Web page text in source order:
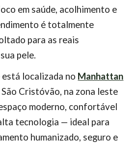
em saúde, acolhimento e
é totalmente
para as reais
pele.
localizada no Manhattan
São Cristóvão, na zona leste
moderno, confortável
tecnologia — ideal para
humanizado, seguro e